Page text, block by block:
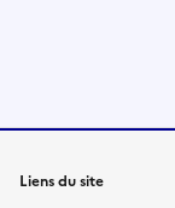
Liens du site